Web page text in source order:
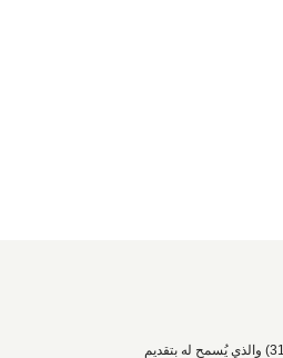
الموقع الإلكتروني الرائد في العالم لحجز العبّارات عبر الإنترنت، دايركت فيريو ليمتد، هو ممثل معين لشركة أي تي سي كومبلاينس ليمتد المرخصة والمنظمة من قبل سلطة السلوك المالي (رقم تسجيلها 313486) والذي يُسمح له بتقديم